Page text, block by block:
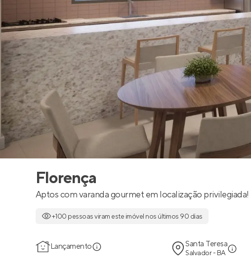
Maiores Construtoras
Parcerias Imobiliárias
Anunciar Imóveis
Florença
Aptos com varanda gourmet em localização privilegiada!
+100 pessoas viram este imóvel nos últimos 90 dias
Lançamento Santa Teresa
Salvador - BA